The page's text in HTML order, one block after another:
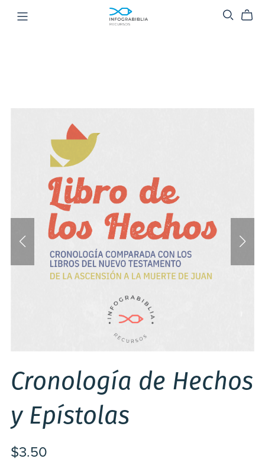
Cronología de Hechos
y Epístolas
$3.50